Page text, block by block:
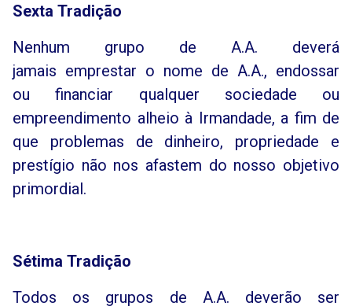
Sexta Tradição
Nenhum grupo de A.A. deverá
jamais emprestar o nome de A.A., endossar
ou financiar qualquer sociedade ou
empreendimento alheio à Irmandade, a fim de
que problemas de dinheiro, propriedade e
prestígio não nos afastem do nosso objetivo
primordial.
Sétima Tradição
Todos os grupos de A.A. deverão ser